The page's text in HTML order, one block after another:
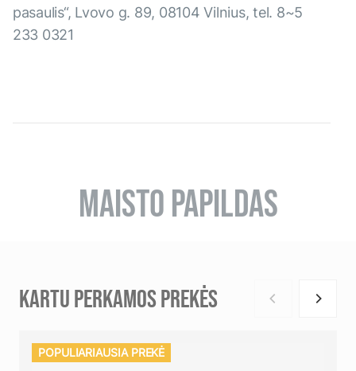
pasaulis“, Lvovo g. 89, 08104 Vilnius, tel. 8~5
233 0321
MAISTO PAPILDAS
KARTU PERKAMOS PREKĖS
POPULIARIAUSIA PREKĖ